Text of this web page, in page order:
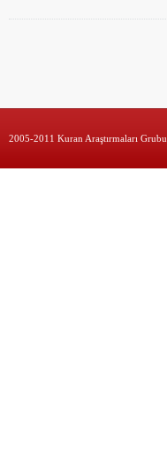
2005-2011 Kuran Araştırmaları Grubu